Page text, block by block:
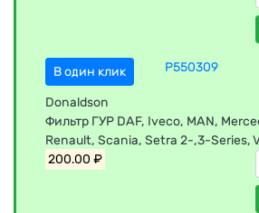
В один клик P550309
Donaldson
Фильтр ГУР DAF, Iveco, MAN,
Renault, Scania, Setra 2-,3-Series,
200.00 ₽